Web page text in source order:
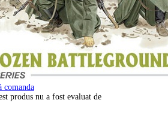
comanda
produs nu a fost evaluat de